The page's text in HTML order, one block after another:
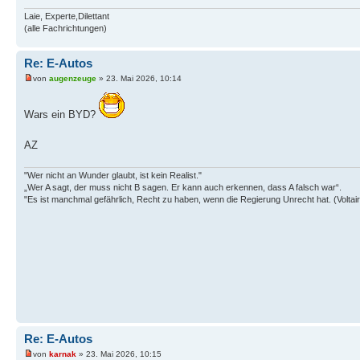
Laie, Experte,Dilettant
(alle Fachrichtungen)
Re: E-Autos
von augenzeuge » 23. Mai 2026, 10:14
Wars ein BYD?
AZ
"Wer nicht an Wunder glaubt, ist kein Realist."
„Wer A sagt, der muss nicht B sagen. Er kann auch erkennen, dass A falsch war“.
"Es ist manchmal gefährlich, Recht zu haben, wenn die Regierung Unrecht hat.
Re: E-Autos
von karnak » 23. Mai 2026, 10:15